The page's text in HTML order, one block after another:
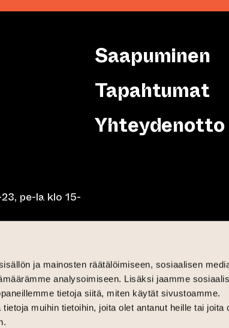
ja mainosten räätälöimiseen, sosiaalisen
analysoimiseen. Lisäksi jaamme
tietoja siitä, miten käytät sivustoamme.
muihin tietoihin, joita olet antanut heille tai joita
pe-la klo 15-
pe-la klo 10-
15, la lounas klo
Saapuminen
Tapahtumat
Yhteydenotto